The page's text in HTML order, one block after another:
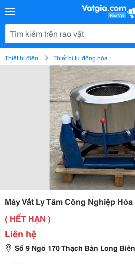
Thiết bị điện Thiết bị tự động hóa
Máy Vắt Ly Tâm Công Nghiệp Hóa
( HẾT HẠN )
Liên hệ
Số 9 Ngõ 170 Thạch Bàn Long Biên